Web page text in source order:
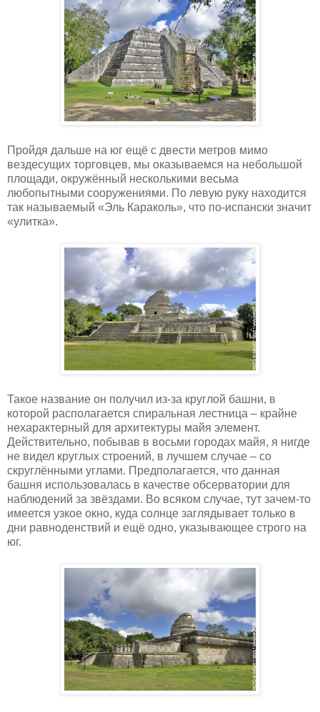
Пройдя дальше на юг ещё с двести метров мимо
вездесущих торговцев, мы оказываемся на небольшой
площади, окружённый несколькими весьма
любопытными сооружениями. По левую руку находится
так называемый «Эль Караколь», что по-испански значит
«улитка».
Такое название он получил из-за круглой башни, в
которой располагается спиральная лестница – крайне
нехарактерный для архитектуры майя элемент.
Действительно, побывав в восьми городах майя, я нигде
не видел круглых строений, в лучшем случае – со
скруглёнными углами. Предполагается, что данная
башня использовалась в качестве обсерватории для
наблюдений за звёздами. Во всяком случае, тут зачем-то
имеется узкое окно, куда солнце заглядывает только в
дни равноденствий и ещё одно, указывающее строго на
юг.